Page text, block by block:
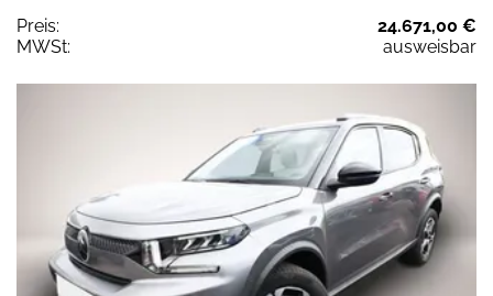
Preis:
24.671,00 €
MWSt:
ausweisbar